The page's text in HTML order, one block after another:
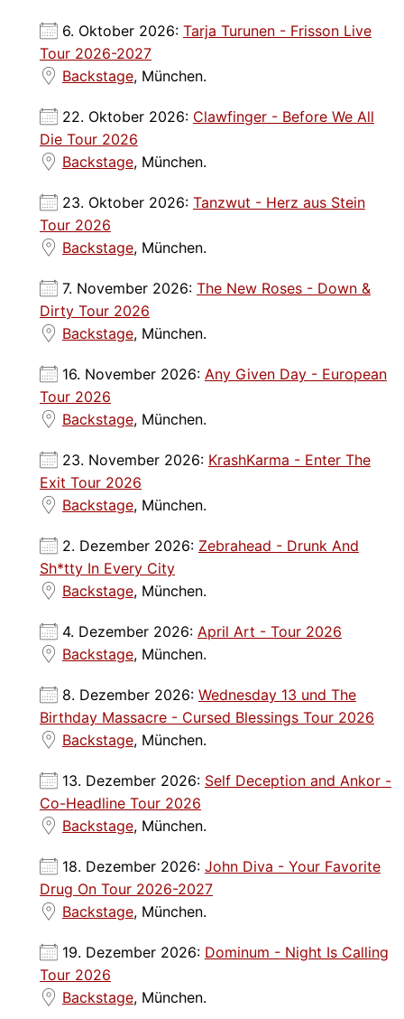
6. Oktober 2026: Tarja Turunen - Frisson Live
Tour 2026-2027
Backstage, München.
22. Oktober 2026: Clawfinger - Before We All
Die Tour 2026
Backstage, München.
23. Oktober 2026: Tanzwut - Herz aus Stein
Tour 2026
Backstage, München.
7. November 2026: The New Roses - Down &
Dirty Tour 2026
Backstage, München.
16. November 2026: Any Given Day - European
Tour 2026
Backstage, München.
23. November 2026: KrashKarma - Enter The
Exit Tour 2026
Backstage, München.
2. Dezember 2026: Zebrahead - Drunk And
Sh*tty In Every City
Backstage, München.
4. Dezember 2026: April Art - Tour 2026
Backstage, München.
8. Dezember 2026: Wednesday 13 und The
Birthday Massacre - Cursed Blessings Tour 2026
Backstage, München.
13. Dezember 2026: Self Deception and Ankor -
Co-Headline Tour 2026
Backstage, München.
18. Dezember 2026: John Diva - Your Favorite
Drug On Tour 2026-2027
Backstage, München.
19. Dezember 2026: Dominum - Night Is Calling
Tour 2026
Backstage, München.